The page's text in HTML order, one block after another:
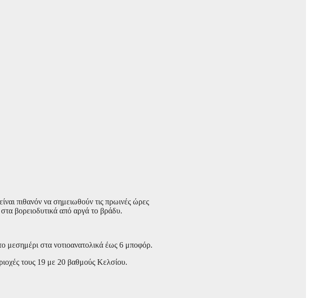
πιθανόν να σημειωθούν τις πρωινές ώρες
βορειοδυτικά από αργά το βράδυ.
μεσημέρι στα νοτιοανατολικά έως 6 μποφόρ.
τους 19 με 20 βαθμούς Κελσίου.